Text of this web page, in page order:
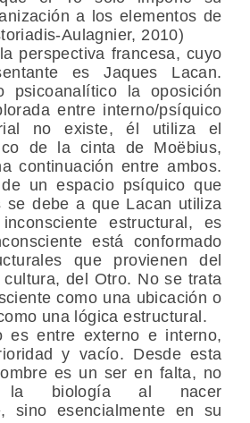
a los elementos de
Aulagnier, 2010)
perspectiva francesa, cuyo
es Jaques Lacan.
psicoanalítico la oposición
entre interno/psíquico
no existe, él utiliza el
de la cinta de Moëbius,
continuación entre ambos.
un espacio psíquico que
se debe a que Lacan utiliza
estructural, es
está conformado
que provienen del
del Otro. No se trata
como una ubicación o
una lógica estructural.
es entre externo e interno,
y vacío. Desde esta
es un ser en falta, no
la biología al nacer
sino esencialmente en su